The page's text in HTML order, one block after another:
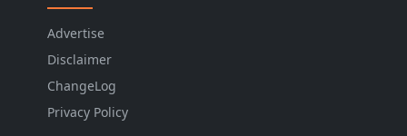
Advertise
Disclaimer
ChangeLog
Privacy Policy